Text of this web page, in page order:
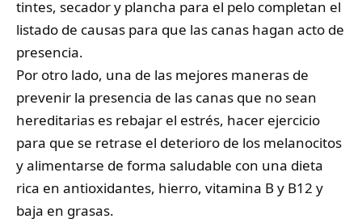
tintes, secador y plancha para el pelo completan el
listado de causas para que las canas hagan acto de
presencia.
Por otro lado, una de las mejores maneras de
prevenir la presencia de las canas que no sean
hereditarias es rebajar el estrés, hacer ejercicio
para que se retrase el deterioro de los melanocitos
y alimentarse de forma saludable con una dieta
rica en antioxidantes, hierro, vitamina B y B12 y
baja en grasas.